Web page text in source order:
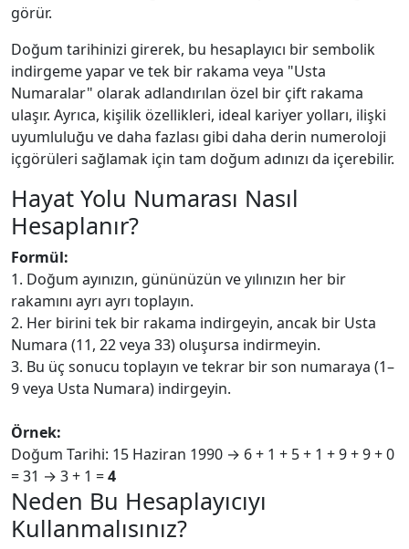
görür.
Doğum tarihinizi girerek, bu hesaplayıcı bir sembolik
indirgeme yapar ve tek bir rakama veya "Usta
Numaralar" olarak adlandırılan özel bir çift rakama
ulaşır. Ayrıca, kişilik özellikleri, ideal kariyer yolları, ilişki
uyumluluğu ve daha fazlası gibi daha derin numeroloji
içgörüleri sağlamak için tam doğum adınızı da içerebilir.
Hayat Yolu Numarası Nasıl
Hesaplanır?
Formül:
1. Doğum ayınızın, gününüzün ve yılınızın her bir
rakamını ayrı ayrı toplayın.
2. Her birini tek bir rakama indirgeyin, ancak bir Usta
Numara (11, 22 veya 33) oluşursa indirmeyin.
3. Bu üç sonucu toplayın ve tekrar bir son numaraya (1–
9 veya Usta Numara) indirgeyin.
Örnek:
Doğum Tarihi: 15 Haziran 1990 → 6 + 1 + 5 + 1 + 9 + 9 + 0
= 31 → 3 + 1 =4
Neden Bu Hesaplayıcıyı
Kullanmalısınız?